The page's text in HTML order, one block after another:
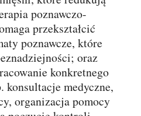
poznawczo-
przekształcić
poznawcze, które
oraz
konkretnego
konsultacje medyczne,
organizacja pomocy